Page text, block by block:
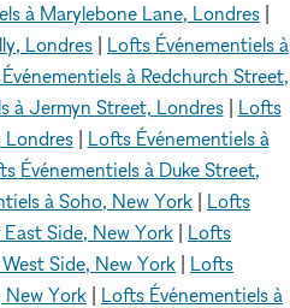
à Marylebone Lane, Londres
Londres
Lofts Événementiels à
à Redchurch Street,
à Jermyn Street, Londres| Lofts
Londres| Lofts Événementiels à
Événementiels à Duke Street,
à Soho, New York
Lofts
Side, New York
Lofts
Side, New York
Lofts
New York
Lofts Événementiels à